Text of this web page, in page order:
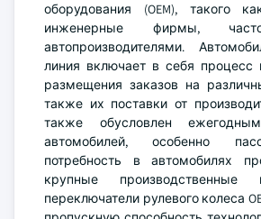
оборудования (OEM), такого
инженерные фирмы,
автопроизводителями.
линия включает в себя процесс
размещения заказов на
также их поставки от
также обусловлен
автомобилей, особенно
потребность в автомобилях
крупные производственные
переключатели рулевого колеса